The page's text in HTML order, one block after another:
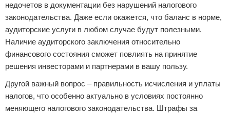
недочетов в документации без нарушений налогового
законодательства. Даже если окажется, что баланс в норме,
аудиторские услуги в любом случае будут полезными.
Наличие аудиторского заключения относительно
финансового состояния сможет повлиять на принятие
решения инвесторами и партнерами в вашу пользу.
Другой важный вопрос – правильность исчисления и уплаты
налогов, что особенно актуально в условиях постоянно
меняющего налогового законодательства. Штрафы за